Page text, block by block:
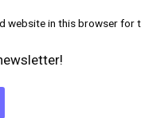
website in this browser for